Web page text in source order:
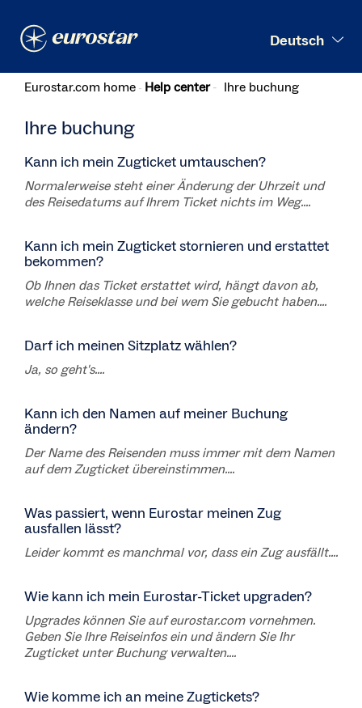
Deutsch
Eurostar.com home Help center Ihre buchung
Ihre buchung
Kann ich mein Zugticket umtauschen?
Normalerweise steht einer Änderung der Uhrzeit und
des Reisedatums auf Ihrem Ticket nichts im Weg....
Kann ich mein Zugticket stornieren und erstattet
bekommen?
Ob Ihnen das Ticket erstattet wird, hängt davon ab,
welche Reiseklasse und bei wem Sie gebucht haben....
Darf ich meinen Sitzplatz wählen?
Ja, so geht's....
Kann ich den Namen auf meiner Buchung
ändern?
Der Name des Reisenden muss immer mit dem Namen
auf dem Zugticket übereinstimmen....
Was passiert, wenn Eurostar meinen Zug
ausfallen lässt?
Leider kommt es manchmal vor, dass ein Zug ausfällt....
Wie kann ich mein Eurostar-Ticket upgraden?
Upgrades können Sie auf eurostar.com vornehmen.
Geben Sie Ihre Reiseinfos ein und ändern Sie Ihr
Zugticket unter Buchung verwalten....
Wie komme ich an meine Zugtickets?